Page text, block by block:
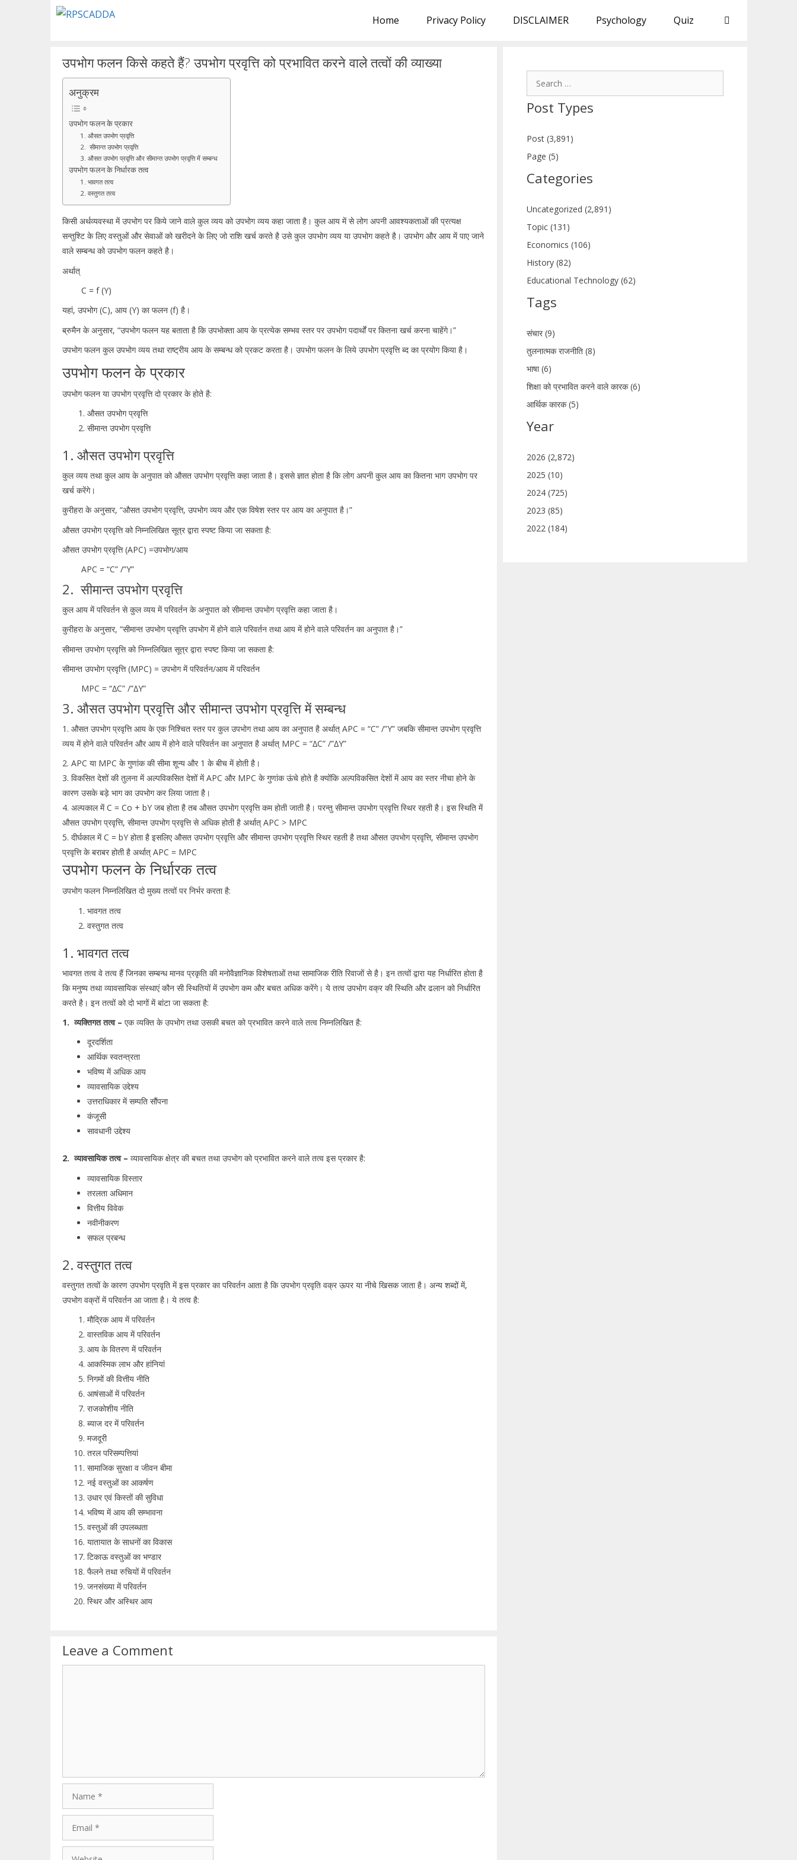
Home Privacy Policy DISCLAIMER Psychology Quiz
उपभोग फलन किसे कहते हैं? उपभोग प्रवृत्ति को प्रभावित करने वाले तत्वों की व्याख्या
अनुक्रम
उपभोग फलन के प्रकार
1. औसत उपभोग प्रवृत्ति
2. सीमान्त उपभोग प्रवृत्ति
3. औसत उपभोग प्रवृत्ति और सीमान्त उपभोग प्रवृत्ति में सम्बन्ध
उपभोग फलन के निर्धारक तत्व
1. भावगत तत्व
2. वस्तुगत तत्व
किसी अर्थव्यवस्था में उपभोग पर किये जाने वाले कुल व्यय को उपभोग व्यय कहा जाता है। कुल आय में से लोग अपनी आवश्यकताओं की प्रत्यक्ष
सन्तुश्टि के लिए वस्तुओं और सेवाओं को खरीदने के लिए जो राशि खर्च करते है उसे कुल उपभोग व्यय या उपभोग कहते है। उपभोग और आय में पाए जाने
वाले सम्बन्ध को उपभोग फलन कहते है।
अर्थात्
C = f (Y)
यहां, उपभोग (C), आय (Y) का फलन (f) है।
ब्रुमैन के अनुसार, “उपभोग फलन यह बताता है कि उपभोक्ता आय के प्रत्येक सम्भव स्तर पर उपभोग पदार्थों पर कितना खर्च करना चाहेंगे।”
उपभोग फलन कुल उपभोग व्यय तथा राष्ट्रीय आय के सम्बन्ध को प्रकट करता है। उपभोग फलन के लिये उपभोग प्रवृत्ति ब्द का प्रयोग किया है।
उपभोग फलन के प्रकार
उपभोग फलन या उपभोग प्रवृत्ति दो प्रकार के होते है:
औसत उपभोग प्रवृत्ति
सीमान्त उपभोग प्रवृत्ति
1. औसत उपभोग प्रवृत्ति
कुल व्यय तथा कुल आय के अनुपात को औसत उपभोग प्रवृत्ति कहा जाता है। इससे ज्ञात होता है कि लोग अपनी कुल आय का कितना भाग उपभोग पर
खर्च करेंगे।
कुरीहरा के अनुसार, “औसत उपभोग प्रवृत्ति, उपभोग व्यय और एक विषेश स्तर पर आय का अनुपात है।”
औसत उपभोग प्रवृत्ति को निम्नलिखित सूत्र द्वारा स्पष्ट किया जा सकता है:
औसत उपभोग प्रवृत्ति (APC) =उपभोग/आय
APC = “C” /”Y”
2. सीमान्त उपभोग प्रवृत्ति
कुल आय में परिवर्तन से कुल व्यय में परिवर्तन के अनुपात को सीमान्त उपभोग प्रवृत्ति कहा जाता है।
कुरीहरा के अनुसार, “सीमान्त उपभोग प्रवृत्ति उपभोग में होने वाले परिवर्तन तथा आय में होने वाले परिवर्तन का अनुपात है।”
सीमान्त उपभोग प्रवृत्ति को निम्नलिखित सूत्र द्वारा स्पष्ट किया जा सकता है:
सीमान्त उपभोग प्रवृत्ति (MPC) = उपभोग में परिवर्तन/आय में परिवर्तन
MPC = “∆C” /”∆Y”
3. औसत उपभोग प्रवृत्ति और सीमान्त उपभोग प्रवृत्ति में सम्बन्ध
1. औसत उपभोग प्रवृत्ति आय के एक निश्चित स्तर पर कुल उपभोग तथा आय का अनुपात है अर्थात् APC = “C” /”Y” जबकि सीमान्त उपभोग प्रवृत्ति
व्यय में होने वाले परिवर्तन और आय में होने वाले परिवर्तन का अनुपात है अर्थात् MPC = “∆C” /”∆Y”
2. APC या MPC के गुणांक की सीमा शून्य और 1 के बीच में होती है।
3. विकसित देशों की तुलना में अल्पविकसित देशों में APC और MPC के गुणांक ऊंचे होते है क्योंकि अल्पविकसित देशों में आय का स्तर नीचा होने के
कारण उसके बड़े भाग का उपभोग कर लिया जाता है।
4. अल्पकाल में C = Co + bY जब होता है तब औसत उपभोग प्रवृत्ति कम होती जाती है। परन्तु सीमान्त उपभोग प्रवृत्ति स्थिर रहती है। इस स्थिति में
औसत उपभोग प्रवृत्ति, सीमान्त उपभोग प्रवृत्ति से अधिक होती है अर्थात् APC > MPC
5. दीर्घकाल में C = bY होता है इसलिए औसत उपभोग प्रवृत्ति और सीमान्त उपभोग प्रवृत्ति स्थिर रहती है तथा औसत उपभोग प्रवृत्ति, सीमान्त उपभोग
प्रवृत्ति के बराबर होती है अर्थात् APC = MPC
उपभोग फलन के निर्धारक तत्व
उपभोग फलन निम्नलिखित दो मुख्य तत्वों पर निर्भर करता है:
भावगत तत्व
वस्तुगत तत्व
1. भावगत तत्व
भावगत तत्व वे तत्व हैं जिनका सम्बन्ध मानव प्रकृति की मनोवैज्ञानिक विशेषताओं तथा सामाजिक रीति रिवाजों से है। इन तत्वों द्वारा यह निर्धारित होता है
कि मनुष्य तथा व्यावसायिक संस्थाएं कौन सी स्थितियों में उपभोग कम और बचत अधिक करेंगे। ये तत्व उपभोग वक्र की स्थिति और ढलान को निर्धारित
करते है। इन तत्वों को दो भागों में बांटा जा सकता है:
1. व्यक्तिगत तत्व – एक व्यक्ति के उपभोग तथा उसकी बचत को प्रभावित करने वाले तत्व निम्नलिखित है:
दूरदर्शिता
आर्थिक स्वतन्त्रता
भविष्य में अधिक आय
व्यावसायिक उद्देश्य
उत्तराधिकार में सम्पति सौंपना
कंजूसी
सावधानी उद्देश्य
2. व्यावसायिक तत्व – व्यावसायिक क्षेत्र की बचत तथा उपभोग को प्रभावित करने वाले तत्व इस प्रकार है:
व्यावसायिक विस्तार
तरलता अधिमान
वित्तीय विवेक
नवीनीकरण
सफल प्रबन्ध
2. वस्तुगत तत्व
वस्तुगत तत्वों के कारण उपभोग प्रवृति में इस प्रकार का परिवर्तन आता है कि उपभोग प्रवृति वक्र ऊपर या नीचे खिसक जाता है। अन्य शब्दों में,
उपभोग वक्रों में परिवर्तन आ जाता है। ये तत्व है:
मौद्रिक आय में परिवर्तन
वास्तविक आय में परिवर्तन
आय के वितरण में परिवर्तन
आकस्मिक लाभ और हांनियां
निगमों की वित्तीय नीति
आषंसाओं में परिवर्तन
राजकोशीय नीति
ब्याज दर में परिवर्तन
मजदूरी
तरल परिसम्पत्तियां
सामाजिक सुरक्षा व जीवन बीमा
नई वस्तुओं का आकर्षण
उधार एवं किस्तों की सुविधा
भविष्य में आय की सम्भावना
वस्तुओं की उपलब्धता
यातायात के साधनों का विकास
टिकाऊ वस्तुओं का भण्डार
फैलने तथा रुचियों में परिवर्तन
जनसंख्या में परिवर्तन
स्थिर और अस्थिर आय
Leave a Comment
Website
Post Types
Post (3,891)
Page (5)
Categories
Uncategorized (2,891)
Topic (131)
Economics (106)
History (82)
Educational Technology (62)
Tags
संचार (9)
तुलनात्मक राजनीति (8)
भाषा (6)
शिक्षा को प्रभावित करने वाले कारक (6)
आर्थिक कारक (5)
Year
2026 (2,872)
2025 (10)
2024 (725)
2023 (85)
2022 (184)